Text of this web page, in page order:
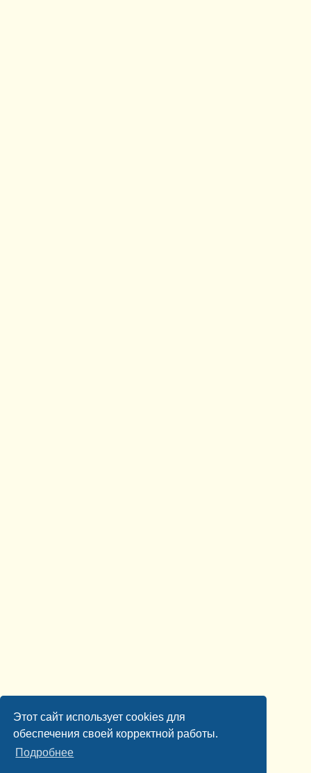
Этот сайт использует cookies для
обеспечения своей корректной работы.
Подробнее